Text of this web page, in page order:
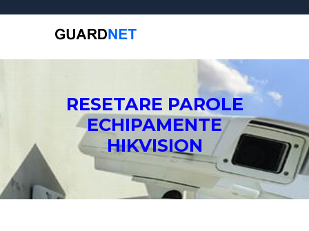
RESETARE PAROLE
ECHIPAMENTE
HIKVISION